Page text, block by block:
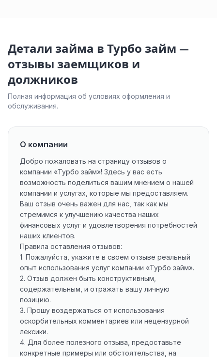
Детали займа в Турбо займ —
отзывы заемщиков и
должников
Полная информация об условиях оформления и
обслуживания.
О компании
Добро пожаловать на страницу отзывов о
компании «Турбо займ»! Здесь у вас есть
возможность поделиться вашим мнением о нашей
компании и услугах, которые мы предоставляем.
Ваш отзыв очень важен для нас, так как мы
стремимся к улучшению качества наших
финансовых услуг и удовлетворения потребностей
наших клиентов.
Правила оставления отзывов:
1. Пожалуйста, укажите в своем отзыве реальный
опыт использования услуг компании «Турбо займ».
2. Отзыв должен быть конструктивным,
содержательным, и отражать вашу личную
позицию.
3. Прошу воздержаться от использования
оскорбительных комментариев или нецензурной
лексики.
4. Для более полезного отзыва, предоставьте
конкретные примеры или обстоятельства, на